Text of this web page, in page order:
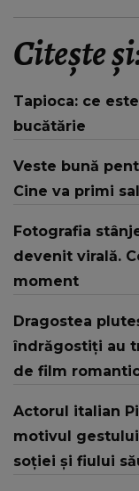
Citește
Tapioca: ce
bucătărie
Veste bună
Cine va primi
Fotografia
devenit virală.
moment
Dragostea
îndrăgostiți au
de film
Actorul italian
motivul gestului
soției și fiului